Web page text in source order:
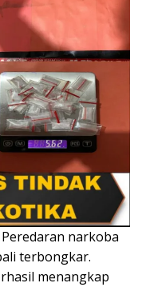
narkoba
terbongkar.
menangkap